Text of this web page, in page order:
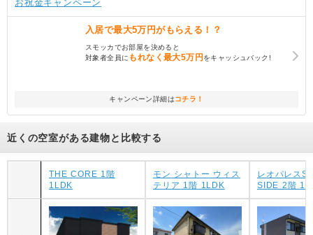
お祝金キャンペーン
入居で最大5万円がもらえる！？
スモッカでお部屋を決めると
対象者全員に もれなく最大5万円をキャッシュバック!
キャンペーン詳細はコチラ！
近くの空室がある建物と比較する
THE CORE 1階
1LDK
モン シャトー ウィス
テリア 1階 1LDK
レオパレス
SIDE 2階 1K